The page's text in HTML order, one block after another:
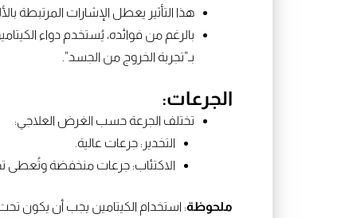
هذا التأثير يعطل الإشارات المرتبطة
بـ”تجربة الخروج من الجسد”.
الجرعات:
تختلف الجرعة حسب الغرض العلاجي:
التخدير: جرعات عالية.
الاكتئاب: جرعات منخفضة
ملحوظة: استخدام الكيتامين يجب أن يكون